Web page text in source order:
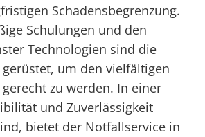
Schadensbegrenzung.
Schulungen und den
Technologien sind die
um den vielfältigen
zu werden. In einer
und Zuverlässigkeit
bietet der Notfallservice in